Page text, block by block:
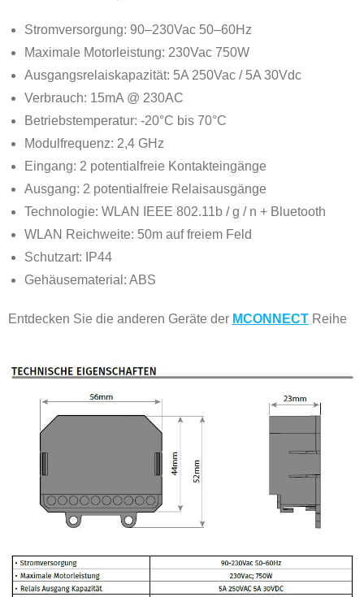
Stromversorgung: 90–230Vac 50–60Hz
Maximale Motorleistung: 230Vac 750W
Ausgangsrelaiskapazität: 5A 250Vac / 5A 30Vdc
Verbrauch: 15mA @ 230AC
Betriebstemperatur: -20°C bis 70°C
Modulfrequenz: 2,4 GHz
Eingang: 2 potentialfreie Kontakteingänge
Ausgang: 2 potentialfreie Relaisausgänge
Technologie: WLAN IEEE 802.11b / g / n + Bluetooth
WLAN Reichweite: 50m auf freiem Feld
Schutzart: IP44
Gehäusematerial: ABS
Entdecken Sie die anderen Geräte der MCONNECT Reihe